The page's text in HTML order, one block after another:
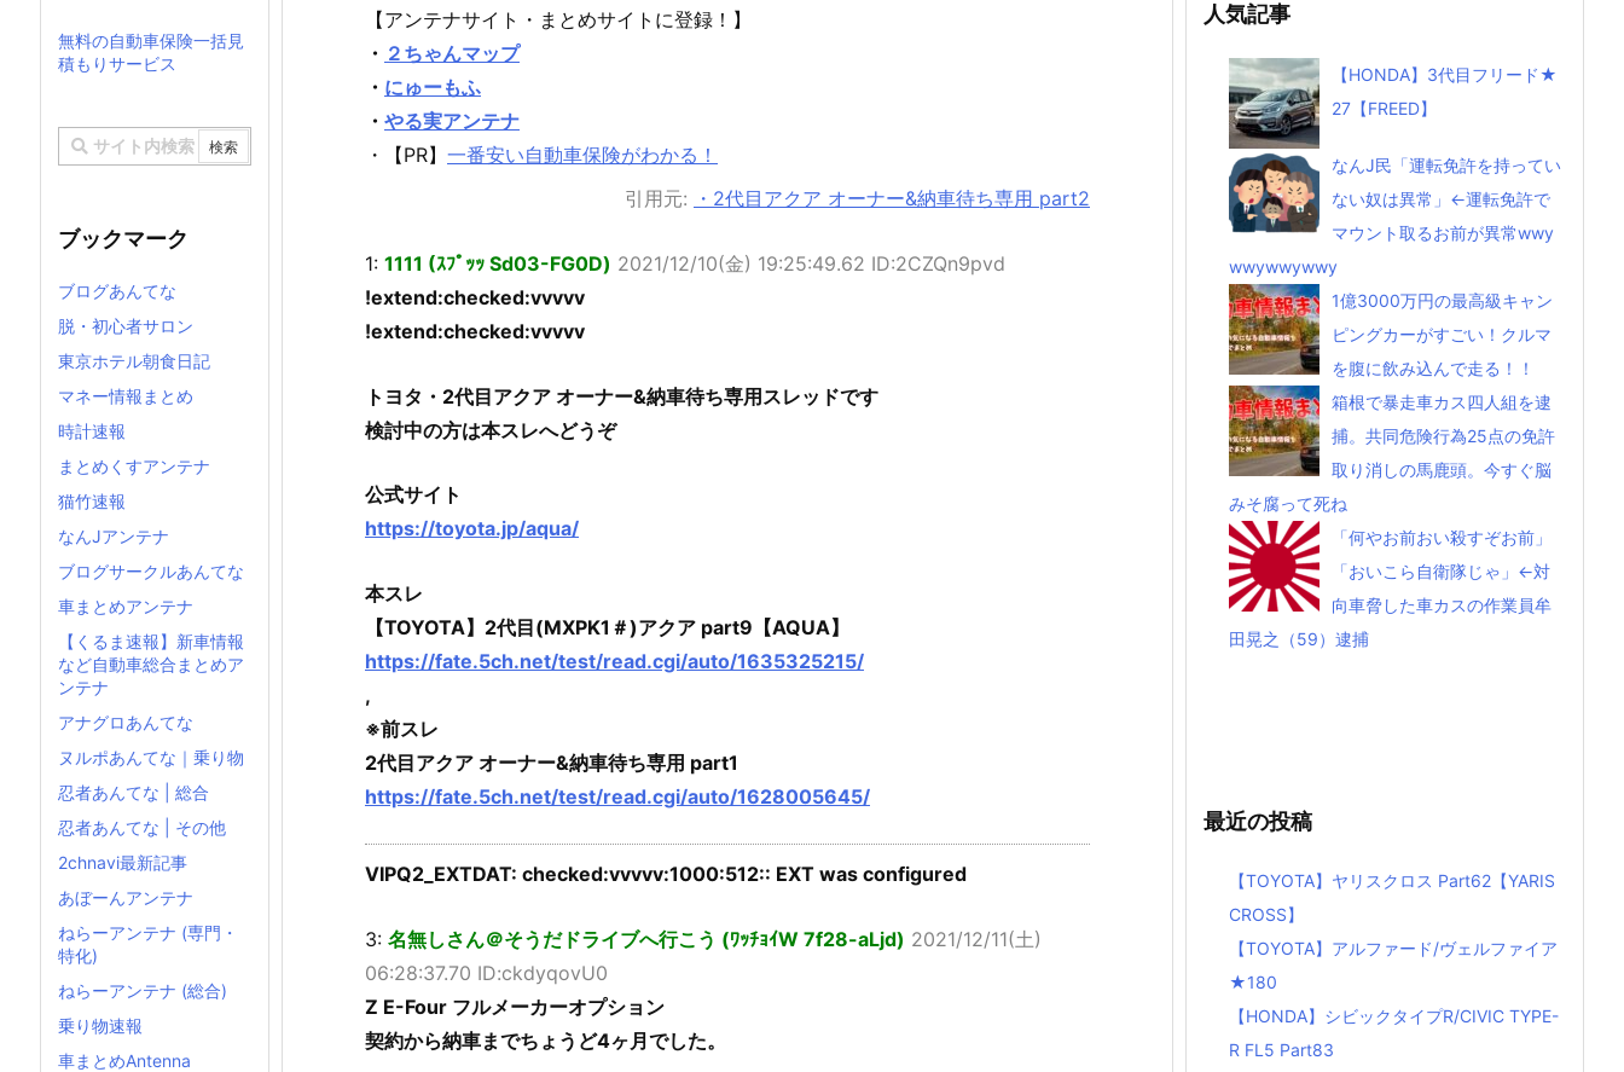
【アンテナサイト・まとめサイトに登録！】
・ ２ちゃんマップ
・ にゅーもふ
・ やる実アンテナ
・【PR】 一番安い自動車保険がわかる！
引用元:
・2代目アクア オーナー&納車待ち専用 part2
1: 1111 (ｽﾌﾟｯｯ Sd03-FG0D) 2021/12/10(金) 19:25:49.62 ID:2CZQn9pvd
!extend:checked:vvvvv
!extend:checked:vvvvv
トヨタ・2代目アクア オーナー&納車待ち専用スレッドです
検討中の方は本スレへどうぞ
公式サイト
https://toyota.jp/aqua/
本スレ
【TOYOTA】2代目(MXPK1＃)アクア part9【AQUA】
https://fate.5ch.net/test/read.cgi/auto/1635325215/
,
※前スレ
2代目アクア オーナー&納車待ち専用 part1
https://fate.5ch.net/test/read.cgi/auto/1628005645/
VIPQ2_EXTDAT: checked:vvvvv:1000:512:: EXT was configured
3: 名無しさん＠そうだドライブへ行こう (ﾜｯﾁｮｲW 7f28-aLjd) 2021/12/11(土)
06:28:37.70 ID:ckdyqovU0
Z E-Four フルメーカーオプション
契約から納車までちょうど4ヶ月でした。
無料の自動車保険一括見
積もりサービス
ブックマーク
ブログあんてな
脱・初心者サロン
東京ホテル朝食日記
マネー情報まとめ
時計速報
まとめくすアンテナ
猫竹速報
なんJアンテナ
ブログサークルあんてな
車まとめアンテナ
【くるま速報】新車情報
など自動車総合まとめア
ンテナ
アナグロあんてな
ヌルポあんてな｜乗り物
忍者あんてな | 総合
忍者あんてな | その他
2chnavi最新記事
あぼーんアンテナ
ねらーアンテナ (専門・
特化)
ねらーアンテナ (総合)
乗り物速報
車まとめAntenna
人気記事
【HONDA】3代目フリード★
27【FREED】
なんJ民「運転免許を持ってい
ない奴は異常」←運転免許で
マウント取るお前が異常wwy
wwywwywwy
1億3000万円の最高級キャン
ピングカーがすごい！クルマ
を腹に飲み込んで走る！！
箱根で暴走車カス四人組を逮
捕。共同危険行為25点の免許
取り消しの馬鹿頭。今すぐ脳
みそ腐って死ね
「何やお前おい殺すぞお前」
「おいこら自衛隊じゃ」←対
向車脅した車カスの作業員牟
田晃之（59）逮捕
最近の投稿
【TOYOTA】ヤリスクロス Part62【YARIS
CROSS】
【TOYOTA】アルファード/ヴェルファイア
★180
【HONDA】シビックタイプR/CIVIC TYPE-
R FL5 Part83